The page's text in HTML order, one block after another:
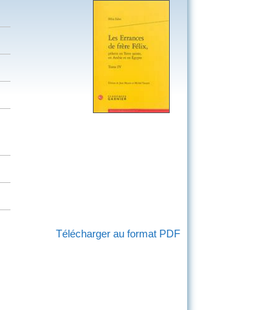
Télécharger au format PDF